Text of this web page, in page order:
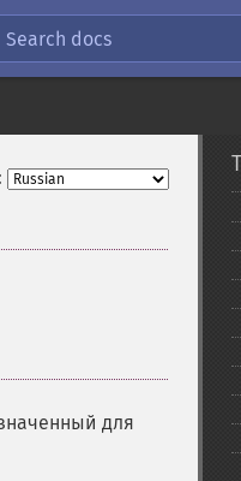
Search docs
для